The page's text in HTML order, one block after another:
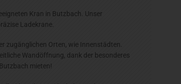
Kran in Butzbach. Unser
Ladekrane.
zugänglichen Orten, wie Innenstädten.
Wandöffnung, dank der besonderes
mieten!